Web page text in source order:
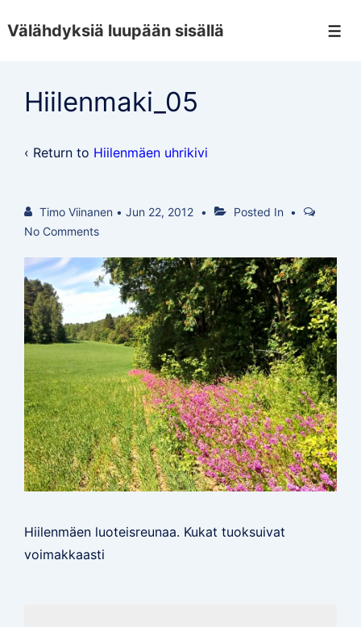
Skip
Content
Välähdyksiä luupään sisällä
Hiilenmaki_05
‹ Return to Hiilenmäen uhrikivi
Timo Viinanen • Jun 22, 2012
Posted In
No Comments
Hiilenmäen luoteisreunaa. Kukat tuoksuivat
voimakkaasti